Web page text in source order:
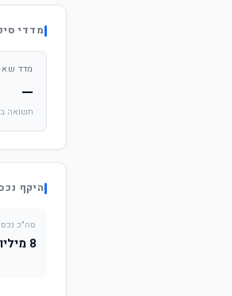
מדדי
מדד
—
תשואה
היקף
סה"כ
8 מיליון ₪